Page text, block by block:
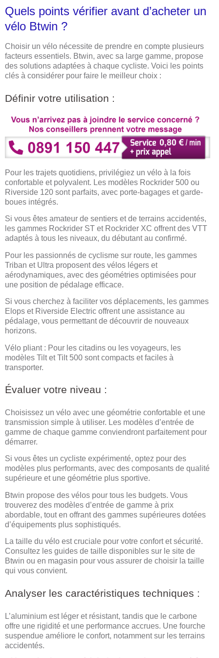
Quels points vérifier avant d’acheter un
vélo Btwin ?
Choisir un vélo nécessite de prendre en compte plusieurs
facteurs essentiels. Btwin, avec sa large gamme, propose
des solutions adaptées à chaque cycliste. Voici les points
clés à considérer pour faire le meilleur choix :
Définir votre utilisation :
Pour les trajets quotidiens, privilégiez un vélo à la fois
confortable et polyvalent. Les modèles Rockrider 500 ou
Riverside 120 sont parfaits, avec porte-bagages et garde-
boues intégrés.
Si vous êtes amateur de sentiers et de terrains accidentés,
les gammes Rockrider ST et Rockrider XC offrent des VTT
adaptés à tous les niveaux, du débutant au confirmé.
Pour les passionnés de cyclisme sur route, les gammes
Triban et Ultra proposent des vélos légers et
aérodynamiques, avec des géométries optimisées pour
une position de pédalage efficace.
Si vous cherchez à faciliter vos déplacements, les gammes
Elops et Riverside Electric offrent une assistance au
pédalage, vous permettant de découvrir de nouveaux
horizons.
Vélo pliant : Pour les citadins ou les voyageurs, les
modèles Tilt et Tilt 500 sont compacts et faciles à
transporter.
Évaluer votre niveau :
Choisissez un vélo avec une géométrie confortable et une
transmission simple à utiliser. Les modèles d’entrée de
gamme de chaque gamme conviendront parfaitement pour
démarrer.
Si vous êtes un cycliste expérimenté, optez pour des
modèles plus performants, avec des composants de qualité
supérieure et une géométrie plus sportive.
Btwin propose des vélos pour tous les budgets. Vous
trouverez des modèles d’entrée de gamme à prix
abordable, tout en offrant des gammes supérieures dotées
d’équipements plus sophistiqués.
La taille du vélo est cruciale pour votre confort et sécurité.
Consultez les guides de taille disponibles sur le site de
Btwin ou en magasin pour vous assurer de choisir la taille
qui vous convient.
Analyser les caractéristiques techniques :
L’aluminium est léger et résistant, tandis que le carbone
offre une rigidité et une performance accrues. Une fourche
suspendue améliore le confort, notamment sur les terrains
accidentés.